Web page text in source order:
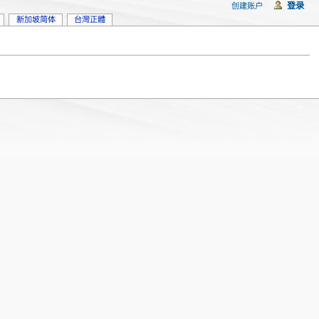
新加坡简体 台灣正體
创建账户 登录